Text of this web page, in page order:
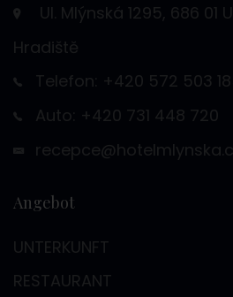
Ul. Mlýnská 1295, 686 01
Hradiště
Telefon: +420 572 503
Auto: +420 731 448 720
Angebot
UNTERKUNFT
RESTAURANT